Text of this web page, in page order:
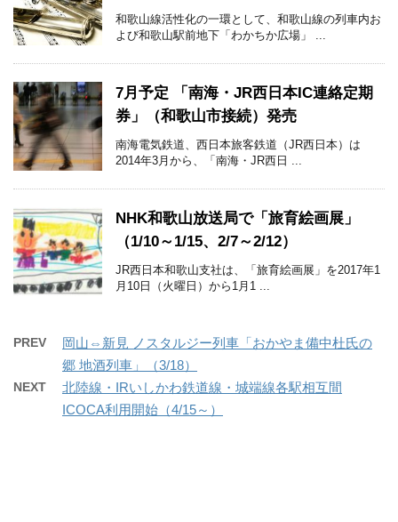
和歌山線活性化の一環として、和歌山線の列車内お
よび和歌山駅前地下「わかちか広場」 ...
7月予定 「南海・JR西日本IC連絡定期
券」（和歌山市接続）発売
南海電気鉄道、西日本旅客鉄道（JR西日本）は
2014年3月から、「南海・JR西日 ...
NHK和歌山放送局で「旅育絵画展」
（1/10～1/15、2/7～2/12）
JR西日本和歌山支社は、「旅育絵画展」を2017年1
月10日（火曜日）から1月1 ...
PREV
岡山⇔新見 ノスタルジー列車「おかやま備中杜氏の
郷 地酒列車」（3/18）
NEXT
北陸線・IRいしかわ鉄道線・城端線各駅相互間
ICOCA利用開始（4/15～）